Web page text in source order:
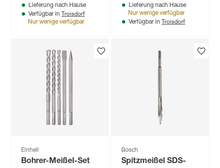
Lieferung nach Hause
Verfügbar in Troisdorf
Nur wenige verfügbar
Lieferung nach Hause
Nur wenige verfügbar
Verfügbar in Troisdorf
Einhell
Bohrer-Meißel-Set
Bosch
Spitzmeißel SDS-